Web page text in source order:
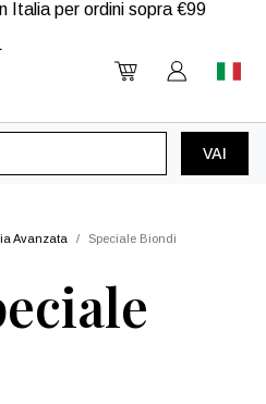
Italia per ordini sopra €99
Avanzata Speciale Biondi